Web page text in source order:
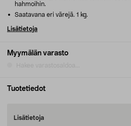
Myymälän varasto
Hakee varastosaldoa...
hahmoihin.
Saatavana eri värejä. 1 kg.
Lisätietoja
Tuotetiedot
Lisätietoja